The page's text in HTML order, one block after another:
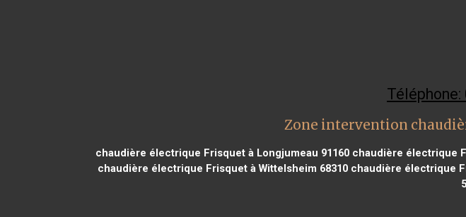
Téléphone:
Zone intervention
chaudière électrique Frisquet à Longjumeau 91160chaudière électrique
chaudière électrique Frisquet à Wittelsheim 68310 chaudière électrique